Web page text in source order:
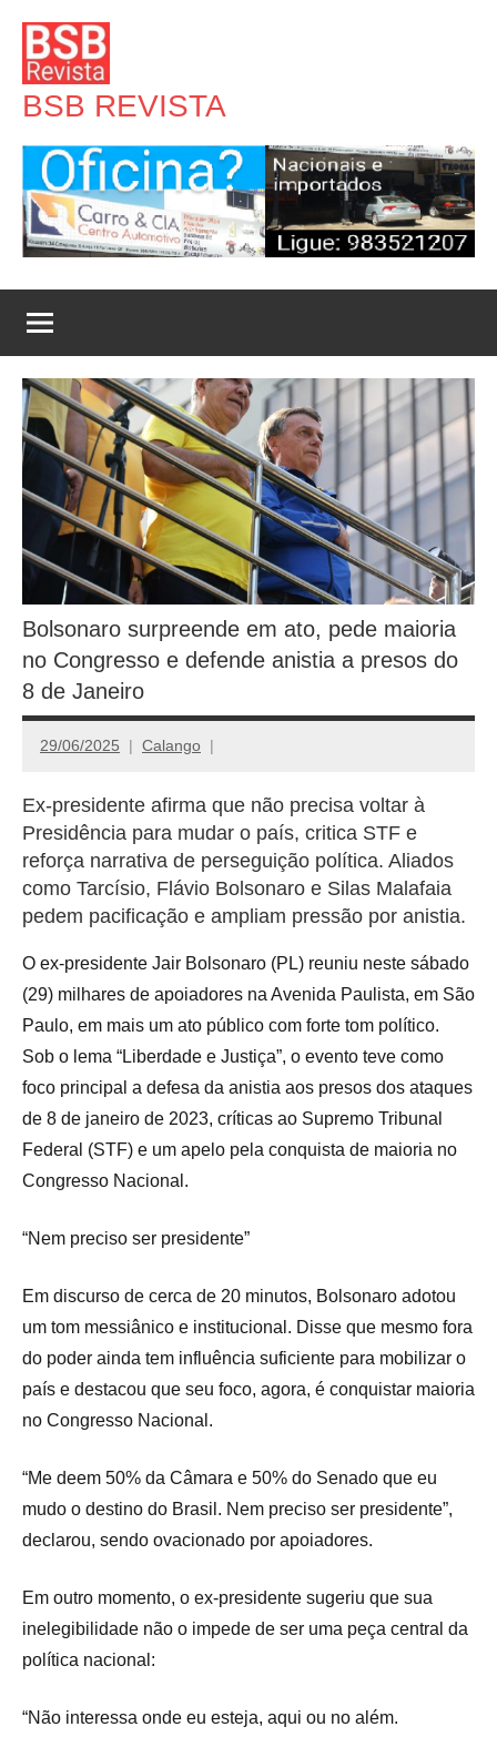
para
conteúdo
BSB REVISTA
Bolsonaro surpreende em ato, pede maioria
no Congresso e defende anistia a presos do
8 de Janeiro
29/06/2025 Calango
Ex-presidente afirma que não precisa voltar à
Presidência para mudar o país, critica STF e
reforça narrativa de perseguição política. Aliados
como Tarcísio, Flávio Bolsonaro e Silas Malafaia
pedem pacificação e ampliam pressão por anistia.
O ex-presidente Jair Bolsonaro (PL) reuniu neste sábado
(29) milhares de apoiadores na Avenida Paulista, em São
Paulo, em mais um ato público com forte tom político.
Sob o lema “Liberdade e Justiça”, o evento teve como
foco principal a defesa da anistia aos presos dos ataques
de 8 de janeiro de 2023, críticas ao Supremo Tribunal
Federal (STF) e um apelo pela conquista de maioria no
Congresso Nacional.
“Nem preciso ser presidente”
Em discurso de cerca de 20 minutos, Bolsonaro adotou
um tom messiânico e institucional. Disse que mesmo fora
do poder ainda tem influência suficiente para mobilizar o
país e destacou que seu foco, agora, é conquistar maioria
no Congresso Nacional.
“Me deem 50% da Câmara e 50% do Senado que eu
mudo o destino do Brasil. Nem preciso ser presidente”,
declarou, sendo ovacionado por apoiadores.
Em outro momento, o ex-presidente sugeriu que sua
inelegibilidade não o impede de ser uma peça central da
política nacional:
“Não interessa onde eu esteja, aqui ou no além.